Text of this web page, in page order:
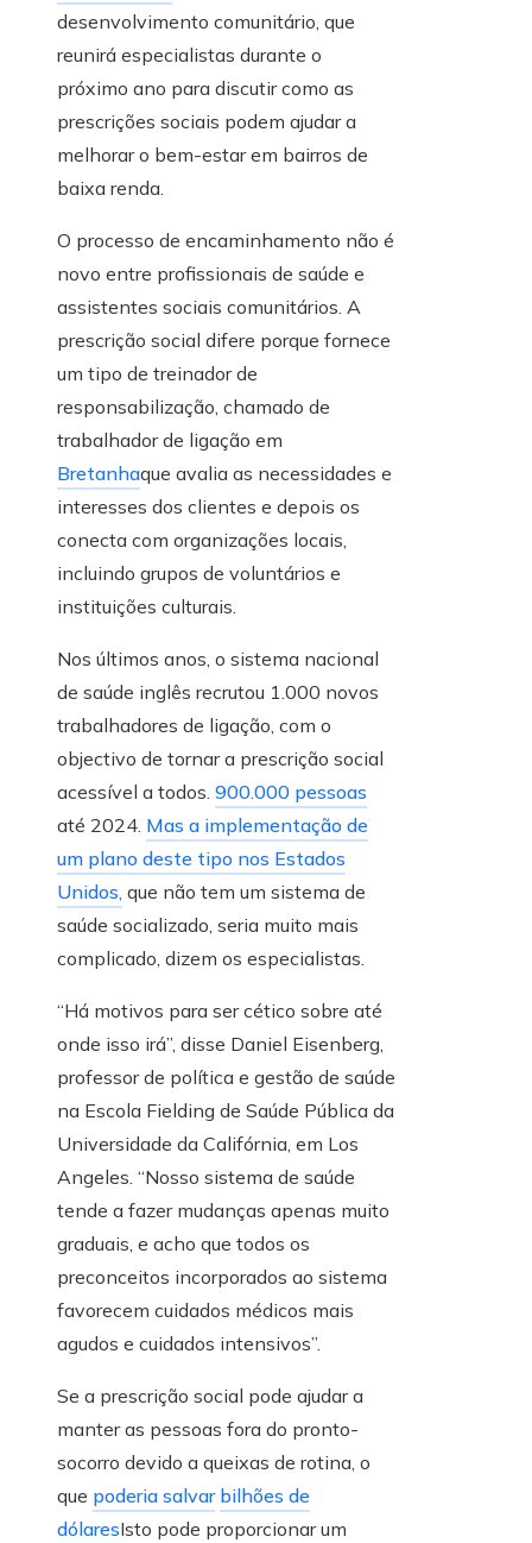
desenvolvimento comunitário, que
reunirá especialistas durante o
próximo ano para discutir como as
prescrições sociais podem ajudar a
melhorar o bem-estar em bairros de
baixa renda.
O processo de encaminhamento não é
novo entre profissionais de saúde e
assistentes sociais comunitários. A
prescrição social difere porque fornece
um tipo de treinador de
responsabilização, chamado de
trabalhador de ligação em
Bretanhaque avalia as necessidades e
interesses dos clientes e depois os
conecta com organizações locais,
incluindo grupos de voluntários e
instituições culturais.
Nos últimos anos, o sistema nacional
de saúde inglês recrutou 1.000 novos
trabalhadores de ligação, com o
objectivo de tornar a prescrição social
acessível a todos. 900.000 pessoas
até 2024. Mas a implementação de
um plano deste tipo nos Estados
Unidos, que não tem um sistema de
saúde socializado, seria muito mais
complicado, dizem os especialistas.
“Há motivos para ser cético sobre até
onde isso irá”, disse Daniel Eisenberg,
professor de política e gestão de saúde
na Escola Fielding de Saúde Pública da
Universidade da Califórnia, em Los
Angeles. “Nosso sistema de saúde
tende a fazer mudanças apenas muito
graduais, e acho que todos os
preconceitos incorporados ao sistema
favorecem cuidados médicos mais
agudos e cuidados intensivos”.
Se a prescrição social pode ajudar a
manter as pessoas fora do pronto-
socorro devido a queixas de rotina, o
que poderia salvar bilhões de
dólaresIsto pode proporcionar um